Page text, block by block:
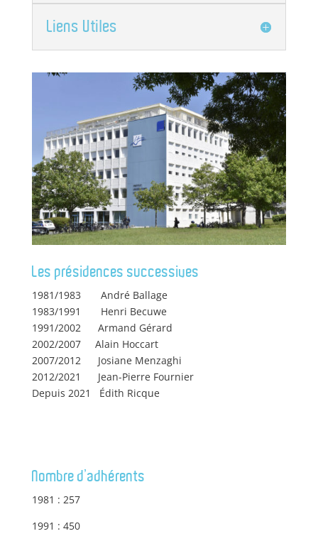
Liens Utiles
Les présidences successives
1981/1983
André Ballage
1983/1991
Henri Becuwe
1991/2002
Armand Gérard
2002/2007
Alain Hoccart
2007/2012
Josiane Menzaghi
2012/2021 Jean-Pierre Fournier
Depuis 2021 Édith Ricque
Nombre d’adhérents
1981 : 257
1991 : 450